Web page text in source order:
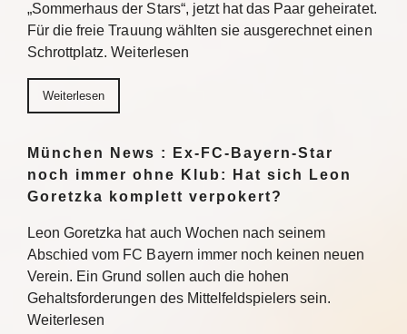
„Sommerhaus der Stars“, jetzt hat das Paar geheiratet.
Für die freie Trauung wählten sie ausgerechnet einen
Schrottplatz. Weiterlesen
Weiterlesen
München News : Ex-FC-Bayern-Star
noch immer ohne Klub: Hat sich Leon
Goretzka komplett verpokert?
Leon Goretzka hat auch Wochen nach seinem
Abschied vom FC Bayern immer noch keinen neuen
Verein. Ein Grund sollen auch die hohen
Gehaltsforderungen des Mittelfeldspielers sein.
Weiterlesen